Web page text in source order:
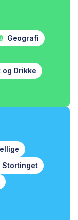
Geografi
og Drikke
Stortinget